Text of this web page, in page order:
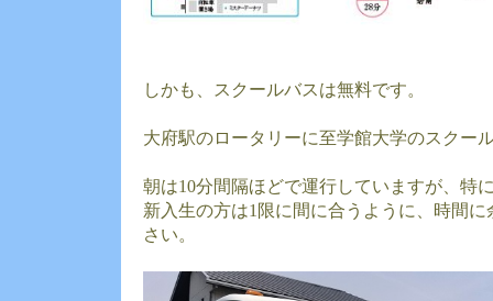
しかも、スクールバスは無料です。
大府駅のロータリーに至学館大学のスクー
朝は10分間隔ほどで運行していますが、特
新入生の方は1限に間に合うように、時間
さい。